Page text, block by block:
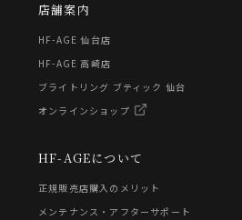
HF-AGEについて
正規販売店購入のメリット
メンテナンス・アフターサポート
店舗案内
HF-AGE 仙台店
HF-AGE 高崎店
ブライトリング ブティック 仙台
オンラインショップ